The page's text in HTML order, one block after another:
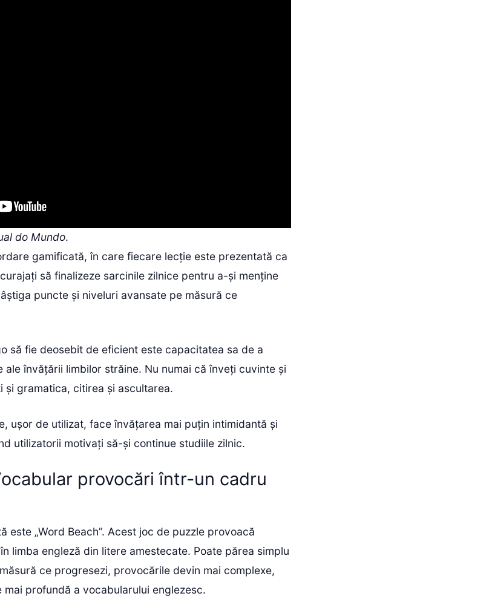
do Mundo.
gamificată, în care fiecare lecție este prezentată ca
să finalizeze sarcinile zilnice pentru a-și menține
puncte și niveluri avansate pe măsură ce
să fie deosebit de eficient este capacitatea sa de a
învățării limbilor străine. Nu numai că înveți cuvinte și
și gramatica, citirea și ascultarea.
ușor de utilizat, face învățarea mai puțin intimidantă și
utilizatorii motivați să-și continue studiile zilnic.
provocări într-un cadru
este „Word Beach”. Acest joc de puzzle provoacă
limba engleză din litere amestecate. Poate părea simplu
ce progresezi, provocările devin mai complexe,
mai profundă a vocabularului englezesc.